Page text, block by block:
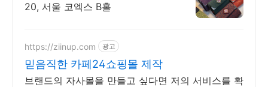
20, 서울 코엑스 B홀
https://ziinup.com 광고
믿음직한 카페24쇼핑몰 제작
브랜드의 자사몰을 만들고 싶다면 저의 서비스를 확